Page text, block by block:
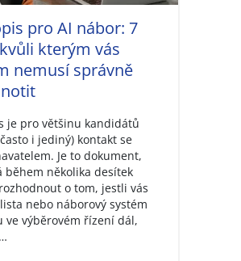
pro AI nábor: 7
kterým vás
nemusí správně
je pro většinu kandidátů
i jediný) kontakt se
Je to dokument,
během několika desítek
o tom, jestli vás
nebo náborový systém
ve výběrovém řízení dál,